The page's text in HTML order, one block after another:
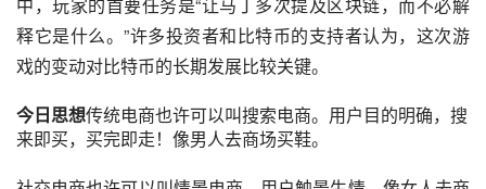
释它是什么。”许多投资者和比特币的支持者认为，这次游
戏的变动对比特币的长期发展比较关键。
今日思想传统电商也许可以叫搜索电商。用户目的明确，搜
来即买，买完即走！像男人去商场买鞋。